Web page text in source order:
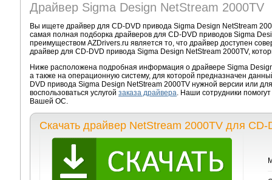
Драйвер Sigma Design NetStream 2000TV
Вы ищете драйвер для CD-DVD привода Sigma Design NetStream
самая полная подборка драйверов для CD-DVD приводов Sigma
преимуществом AZDrivers.ru является то, что драйвер доступен
драйвер для CD-DVD привода Sigma Design NetStream 2000TV,
Ниже расположена подробная информация о драйвере Sigma
а также на операционную систему, для которой предназначен
DVD привода Sigma Design NetStream 2000TV нужной версии или
воспользоваться услугой заказа драйвера. Наши сотрудники
Вашей ОС.
Скачать драйвер NetStream 2000TV для